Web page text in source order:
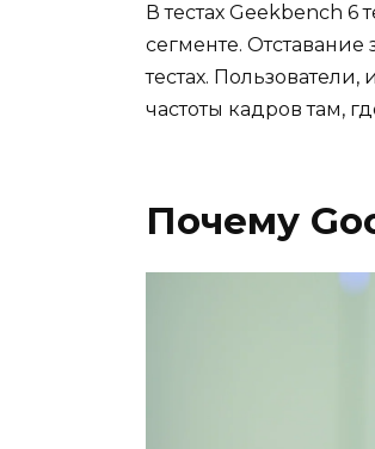
В тестах Geekbench
сегменте. Отставание
тестах.
частоты кадров там,
Почему